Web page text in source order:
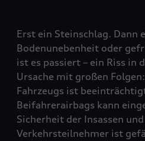
Erst ein Steinschlag. Dann
Bodenunebenheit oder
ist es passiert – ein Riss in
Ursache mit großen
Fahrzeugs ist
Beifahrerairbags kann
Sicherheit der Insassen
Verkehrsteilnehmer ist